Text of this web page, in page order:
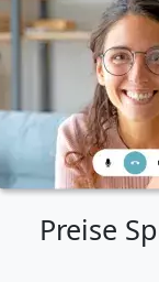
Preise